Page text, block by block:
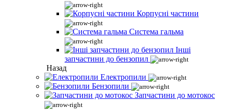
Корпусні частини
Система гальма
Інші
запчастини до бензопил
Назад
Електропили
Бензопили
Запчастини до мотокос